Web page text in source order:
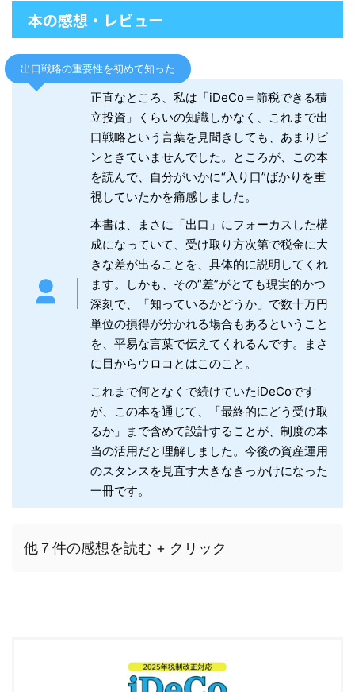
本の感想・レビュー
出口戦略の重要性を初めて知った
正直なところ、私は「iDeCo＝節税できる積
立投資」くらいの知識しかなく、これまで出
口戦略という言葉を見聞きしても、あまりピ
ンときていませんでした。ところが、この本
を読んで、自分がいかに“入り口”ばかりを重
視していたかを痛感しました。
本書は、まさに「出口」にフォーカスした構
成になっていて、受け取り方次第で税金に大
きな差が出ることを、具体的に説明してくれ
ます。しかも、その“差”がとても現実的かつ
深刻で、「知っているかどうか」で数十万円
単位の損得が分かれる場合もあるということ
を、平易な言葉で伝えてくれるんです。まさ
に目からウロコとはこのこと。
これまで何となくで続けていたiDeCoです
が、この本を通じて、「最終的にどう受け取
るか」まで含めて設計することが、制度の本
当の活用だと理解しました。今後の資産運用
のスタンスを見直す大きなきっかけになった
一冊です。
他７件の感想を読む + クリック